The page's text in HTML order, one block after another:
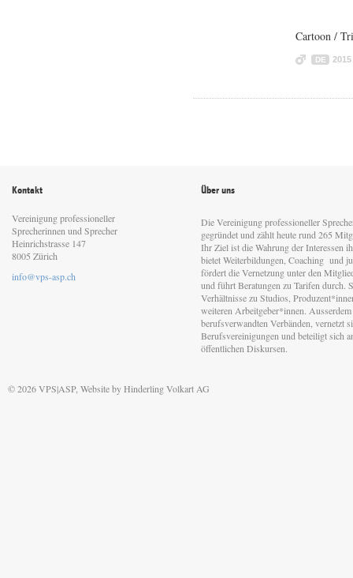
Cartoon /
DE 2015
Kontakt
Vereinigung professioneller
Sprecherinnen und Sprecher
Heinrichstrasse 147
8005 Zürich
info@vps-asp.ch
Über uns
Die Vereinigung professioneller
gegründet und zählt heute rund 265
Ihr Ziel ist die Wahrung der Interessen
bietet Weiterbildungen, Coaching und
fördert die Vernetzung unter den
und führt Beratungen zu Tarifen durch.
Verhältnisse zu Studios,
weiteren Arbeitgeber*innen.
berufsverwandten Verbänden, vernetzt
Berufsvereinigungen und beteiligt sich
öffentlichen Diskursen.
© 2026 VPS|ASP, Website byHinderling Volkart AG